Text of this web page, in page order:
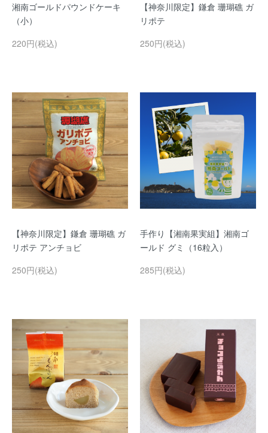
湘南ゴールドパウンドケーキ
（小）
220円(税込)
【神奈川限定】鎌倉 珊瑚礁 ガ
リポテ
250円(税込)
【神奈川限定】鎌倉 珊瑚礁 ガ
リポテ アンチョビ
250円(税込)
手作り【湘南果実組】湘南ゴ
ールド グミ（16粒入）
285円(税込)